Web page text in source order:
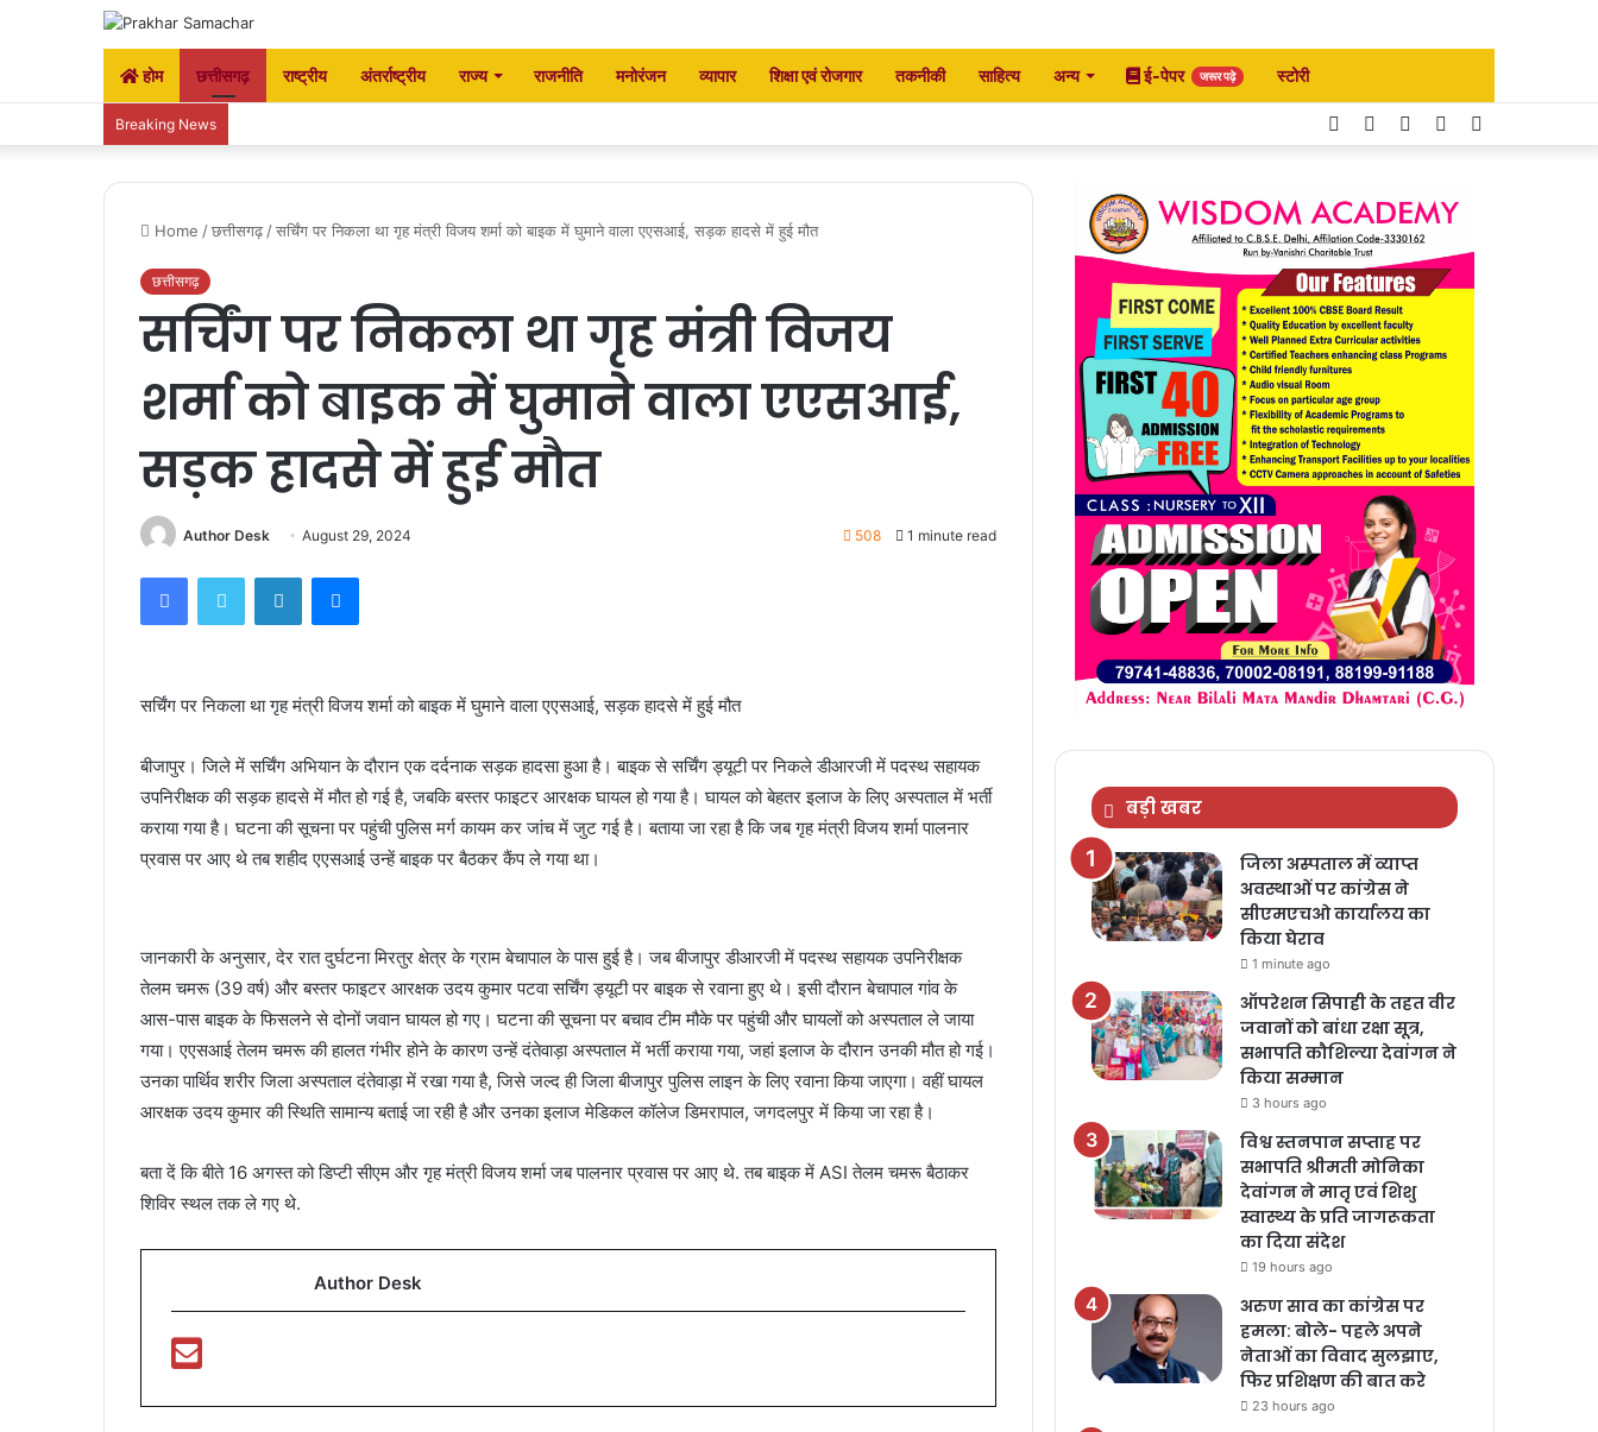
होम छत्तीसगढ़ राष्ट्रीय अंतर्राष्ट्रीय राज्य राजनीति मनोरंजन व्यापार शिक्षा एवं रोजगार तकनीकी साहित्य अन्य ई-पेपर जरूर पढ़े स्टोरी
Breaking News Instagram
YouTube
Twitter
Facebook
Home /छत्तीसगढ़ /सर्चिंग पर निकला था गृह मंत्री विजय शर्मा को बाइक में घुमाने वाला एएसआई, सड़क हादसे में हुई मौत
छत्तीसगढ़
सर्चिंग पर निकला था गृह मंत्री विजय
शर्मा को बाइक में घुमाने वाला एएसआई,
सड़क हादसे में हुई मौत
Author Desk August 29, 2024 508 1 minute read
सर्चिंग पर निकला था गृह मंत्री विजय शर्मा को बाइक में घुमाने वाला एएसआई, सड़क हादसे में हुई मौत
बीजापुर। जिले में सर्चिंग अभियान के दौरान एक दर्दनाक सड़क हादसा हुआ है। बाइक से सर्चिंग ड्यूटी पर निकले डीआरजी में पदस्थ सहायक
उपनिरीक्षक की सड़क हादसे में मौत हो गई है, जबकि बस्तर फाइटर आरक्षक घायल हो गया है। घायल को बेहतर इलाज के लिए अस्पताल में भर्ती
कराया गया है। घटना की सूचना पर पहुंची पुलिस मर्ग कायम कर जांच में जुट गई है। बताया जा रहा है कि जब गृह मंत्री विजय शर्मा पालनार
प्रवास पर आए थे तब शहीद एएसआई उन्हें बाइक पर बैठकर कैंप ले गया था।
जानकारी के अनुसार, देर रात दुर्घटना मिरतुर क्षेत्र के ग्राम बेचापाल के पास हुई है। जब बीजापुर डीआरजी में पदस्थ सहायक उपनिरीक्षक
तेलम चमरू (39 वर्ष) और बस्तर फाइटर आरक्षक उदय कुमार पटवा सर्चिंग ड्यूटी पर बाइक से रवाना हुए थे। इसी दौरान बेचापाल गांव के
आस-पास बाइक के फिसलने से दोनों जवान घायल हो गए। घटना की सूचना पर बचाव टीम मौके पर पहुंची और घायलों को अस्पताल ले जाया
गया। एएसआई तेलम चमरू की हालत गंभीर होने के कारण उन्हें दंतेवाड़ा अस्पताल में भर्ती कराया गया, जहां इलाज के दौरान उनकी मौत हो गई।
उनका पार्थिव शरीर जिला अस्पताल दंतेवाड़ा में रखा गया है, जिसे जल्द ही जिला बीजापुर पुलिस लाइन के लिए रवाना किया जाएगा। वहीं घायल
आरक्षक उदय कुमार की स्थिति सामान्य बताई जा रही है और उनका इलाज मेडिकल कॉलेज डिमरापाल, जगदलपुर में किया जा रहा है।
बता दें कि बीते 16 अगस्त को डिप्टी सीएम और गृह मंत्री विजय शर्मा जब पालनार प्रवास पर आए थे. तब बाइक में ASI तेलम चमरू बैठाकर
शिविर स्थल तक ले गए थे.
Author Desk
बड़ी खबर
जिला अस्पताल में व्याप्त
अवस्थाओं पर कांग्रेस ने
सीएमएचओ कार्यालय का
किया घेराव
1 minute ago
ऑपरेशन सिपाही के तहत वीर
जवानों को बांधा रक्षा सूत्र,
सभापति कौशिल्या देवांगन ने
किया सम्मान
3 hours ago
विश्व स्तनपान सप्ताह पर
सभापति श्रीमती मोनिका
देवांगन ने मातृ एवं शिशु
स्वास्थ्य के प्रति जागरूकता
का दिया संदेश
19 hours ago
अरुण साव का कांग्रेस पर
हमला: बोले- पहले अपने
नेताओं का विवाद सुलझाए,
फिर प्रशिक्षण की बात करे
23 hours ago